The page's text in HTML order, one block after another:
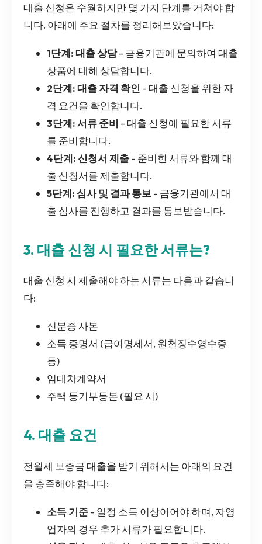
대출 신청은 수월하지만 몇 가지 단계를 거쳐야 합
니다. 아래에 주요 절차를 정리해보았습니다:
1단계: 대출 상담- 금융기관에 문의하여 대출
상품에 대해 상담합니다.
2단계: 대출 자격 확인 - 대출 신청을 위한 자
격 요건을 확인합니다.
3단계: 서류 준비 - 대출 신청에 필요한 서류
를 준비합니다.
4단계: 신청서 제출- 준비한 서류와 함께 대
출 신청서를 제출합니다.
5단계: 심사 및 결과 통보 - 금융기관에서 대
출 심사를 진행하고 결과를 통보받습니다.
3. 대출 신청 시 필요한 서류는?
대출 신청 시 제출해야 하는 서류는 다음과 같습니
다:
신분증 사본
소득 증명서 (급여명세서, 원천징수영수증
등)
임대차계약서
주택 등기부등본 (필요 시)
4. 대출 요건
전월세 보증금 대출을 받기 위해서는 아래의 요건
을 충족해야 합니다:
소득 기준- 일정 소득 이상이어야 하며, 자영
업자의 경우 추가 서류가 필요합니다.